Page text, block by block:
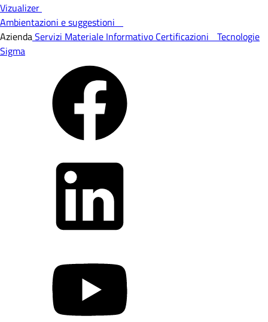
Vizualizer
Ambientazioni e suggestioni
AziendaServizi Materiale Informativo Certificazioni Tecnologie
Sigma